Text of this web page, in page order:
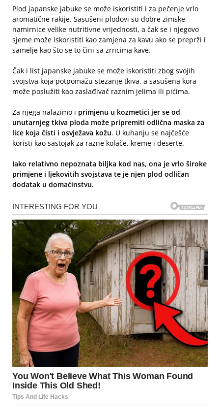
Plod japanske jabuke se može iskoristiti i za pečenje vrlo
aromatične rakije. Sasušeni plodovi su dobre zimske
namirnice velike nutritivne vrijednosti, a čak se i njegovo
sjeme može iskoristiti kao zamjena za kavu ako se preprži i
samelje kao što se to čini sa zrncima kave.
Čak i list japanske jabuke se može iskoristiti zbog svojih
svojstva koja potpomažu stezanje tkiva, a sasušena kora
može poslužiti kao zaslađivač raznim jelima ili pićima.
Za njega nalazimo i primjenu u kozmetici jer se od
unutarnjeg tkiva ploda može pripremiti odlična maska za
lice koja čisti i osvježava kožu. U kuhanju se najčešće
koristi kao sastojak za razne kolače, kreme i deserte.
Iako relativno nepoznata biljka kod nas, ona je vrlo široke
primjene i ljekovitih svojstava te je njen plod odličan
dodatak u domaćinstvu.